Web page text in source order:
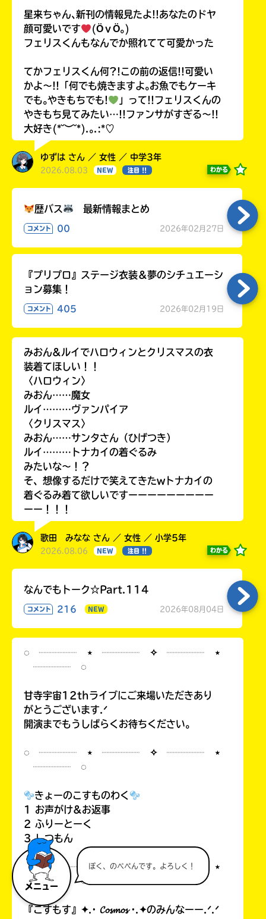
メニュー
ぼく、のべぺんです。よろしく！
星来ちゃん､新刊の情報見たよ!!あなたのドヤ
顔可愛いです
(ӦｖӦ｡)
フェリスくんもなんでか照れてて可愛かった
てかフェリスくん何?!この前の返信!!可愛い
かよ〜!!「何でも焼きますよ｡お魚でもケーキ
でも｡やきもちでも!
」って!!フェリスくんの
やきもち見てみたい…!!ファンサがすぎる〜!!
大好き(*˘︶˘*).｡.:*♡
ゆずは さん ／ 女性 ／ 中学3年
2026.08.03 NEW 注目 !! わかる
歴バス 最新情報まとめ
コメント 00 2026年02月27日
『プリプロ』ステージ衣装＆夢のシチュエーシ
ョン募集！
コメント 405 2026年02月19日
みおん&ルイでハロウィンとクリスマスの衣
装着てほしい！！
〈ハロウィン〉
みおん……魔女
ルイ………ヴァンパイア
〈クリスマス〉
みおん……サンタさん（ひげつき）
ルイ………トナカイの着ぐるみ
みたいな〜！？
そ、想像するだけで笑えてきたwトナカイの
着ぐるみ着て欲しいですーーーーーーーーー
ーー！！！
歌田 みなな さん ／ 女性 ／ 小学5年
2026.08.06 NEW 注目 !! わかる
なんでもトーク☆Part.114
コメント 216 NEW 2026年08月04日
◌ ┈┈┈┈ ⋆ ┈┈┈┈ ✧ ┈┈┈┈ ⋆
┈┈┈┈ ◌
甘寺宇宙12thライブにご来場いただきあり
がとうございます.ᐟ
開演までもうしばらくお待ちください。
◌ ┈┈┈┈ ⋆ ┈┈┈┈ ✧ ┈┈┈┈ ⋆
┈┈┈┈ ◌
きょーのこすものわく
1 お声がけ&お返事
2 ふりーとーく
3 しつもん
◌ ┈┈┈┈ ⋆ ┈┈┈┈ ✧ ┈┈┈┈ ⋆
┈┈┈┈ ◌
『こすもす』✦.· 𝓒𝓸𝓼𝓶𝓸𝓼 ·.✦のみんなーー.ᐟ.ᐟ